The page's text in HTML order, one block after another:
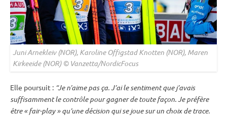
Juni Arnekleiv (NOR), Karoline Offigstad Knotten (NOR), Maren
Kirkeeide (NOR) © Vanzetta/NordicFocus
Elle poursuit : “Je n’aime pas ça. J’ai le sentiment que j’avais
suffisamment le contrôle pour gagner de toute façon. Je préfère
être « fair-play » qu’une décision qui se joue sur un choix de trace.